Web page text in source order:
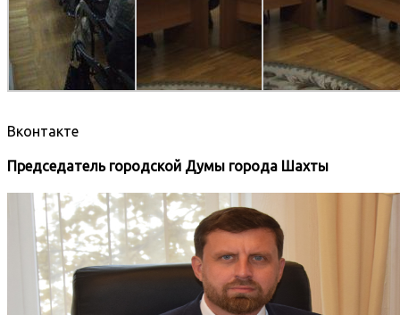
Вконтакте
Председатель городской Думы города Шахты